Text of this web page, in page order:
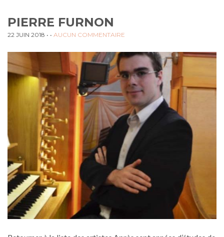
PIERRE FURNON
22 JUIN 2018 • • AUCUN COMMENTAIRE